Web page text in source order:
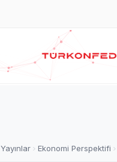
Yayınlar Ekonomi Perspektifi